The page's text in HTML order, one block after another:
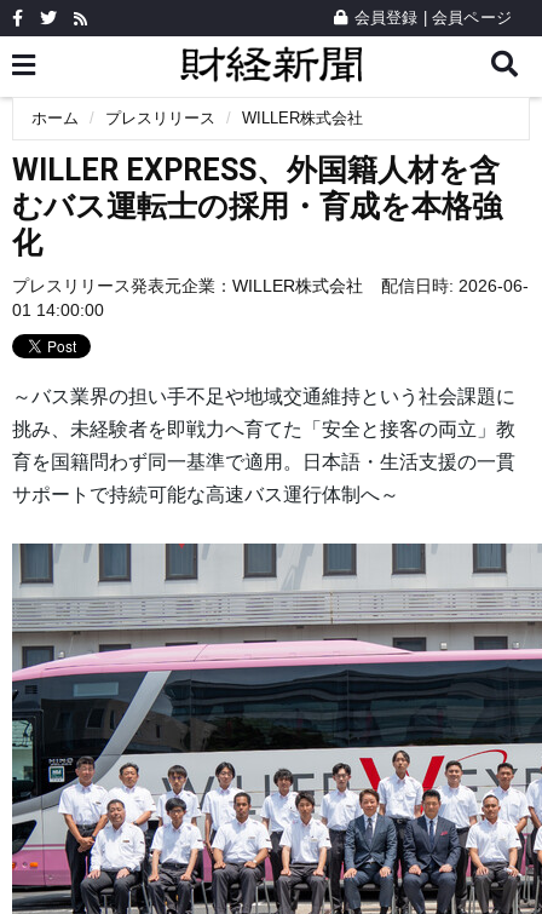
会員登録 会員ページ
ホーム プレスリリース WILLER株式会社
WILLER EXPRESS、外国籍人材を含
むバス運転士の採用・育成を本格強
化
プレスリリース発表元企業： WILLER株式会社
配信日時: 2026-06-
01 14:00:00
～バス業界の担い手不足や地域交通維持という社会課題に
挑み、未経験者を即戦力へ育てた「安全と接客の両立」教
育を国籍問わず同一基準で適用。日本語・生活支援の一貫
サポートで持続可能な高速バス運行体制へ～